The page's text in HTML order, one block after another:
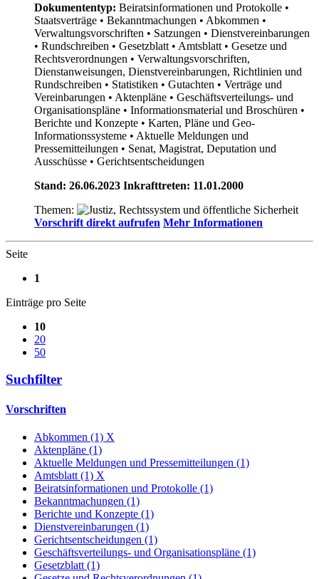
Dokumententyp: Beiratsinformationen und Protokolle •
Staatsverträge • Bekanntmachungen • Abkommen •
Verwaltungsvorschriften • Satzungen • Dienstvereinbarungen
• Rundschreiben • Gesetzblatt • Amtsblatt • Gesetze und
Rechtsverordnungen • Verwaltungsvorschriften,
Dienstanweisungen, Dienstvereinbarungen, Richtlinien und
Rundschreiben • Statistiken • Gutachten • Verträge und
Vereinbarungen • Aktenpläne • Geschäftsverteilungs- und
Organisationspläne • Informationsmaterial und Broschüren •
Berichte und Konzepte • Karten, Pläne und Geo-
Informationssysteme • Aktuelle Meldungen und
Pressemitteilungen • Senat, Magistrat, Deputation und
Ausschüsse • Gerichtsentscheidungen
Stand: 26.06.2023 Inkrafttreten: 11.01.2000
Themen:
Vorschrift direkt aufrufen Mehr Informationen
Seite
1
Einträge pro Seite
10
20
50
Suchfilter
Vorschriften
Abkommen (1) X
Aktenpläne (1)
Aktuelle Meldungen und Pressemitteilungen (1)
Amtsblatt (1) X
Beiratsinformationen und Protokolle (1)
Bekanntmachungen (1)
Berichte und Konzepte (1)
Dienstvereinbarungen (1)
Gerichtsentscheidungen (1)
Geschäftsverteilungs- und Organisationspläne (1)
Gesetzblatt (1)